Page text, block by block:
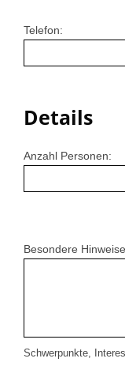
Telefon:
Details
Anzahl Personen:
Besondere
Schwerpunkte,